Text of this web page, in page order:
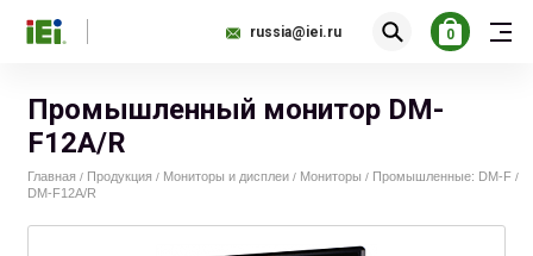
russia@iei.ru 0
Промышленный монитор DM-
F12A/R
Главная / Продукция / Мониторы и дисплеи / Мониторы / Промышленные: DM-F /
DM-F12A/R